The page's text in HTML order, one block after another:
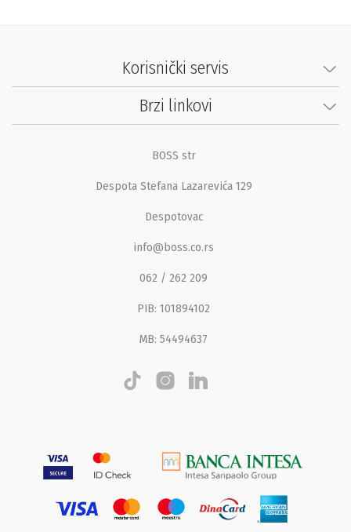
Korisnički servis
Brzi linkovi
BOSS str
Despota Stefana Lazarevića 129
Despotovac
info@boss.co.rs
062 / 262 209
PIB: 101894102
MB: 54494637